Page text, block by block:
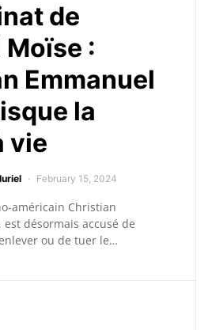
de
:
Emmanuel
la
vie
February 15, 2024
américain Christian
est désormais accusé de
ou de tuer le…